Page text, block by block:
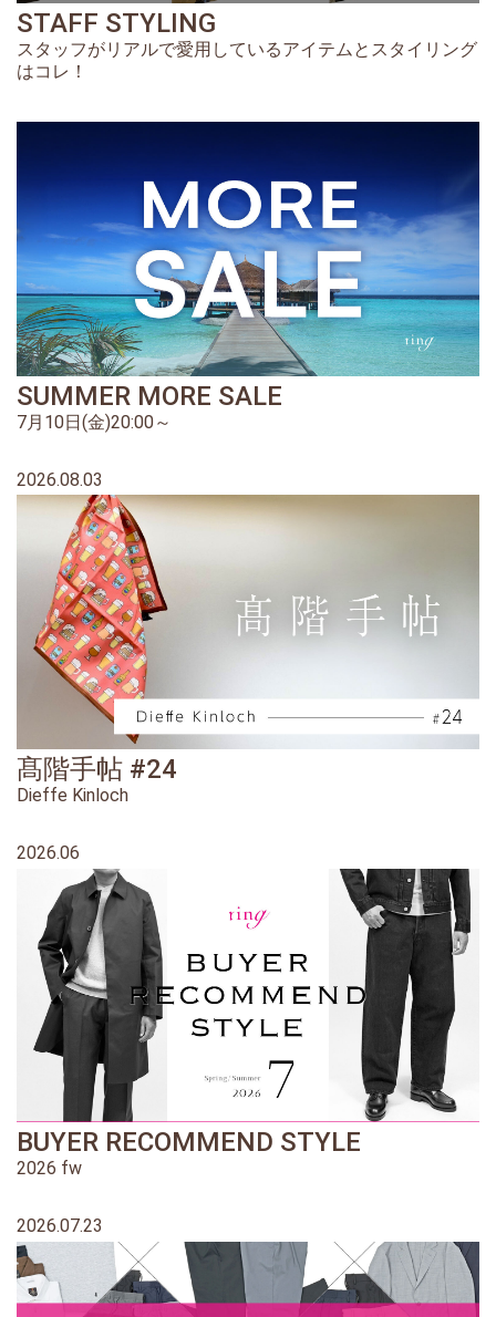
STAFF STYLING
スタッフがリアルで愛用しているアイテムとスタイリング
はコレ！
SUMMER MORE SALE
7月10日(金)20:00～
2026.08.03
髙階手帖 #24
Dieffe Kinloch
2026.06
BUYER RECOMMEND STYLE
2026 fw
2026.07.23